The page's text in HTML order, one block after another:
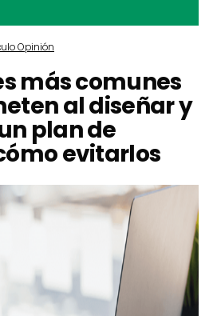
Opinión
más comunes
al diseñar y
plan de
evitarlos